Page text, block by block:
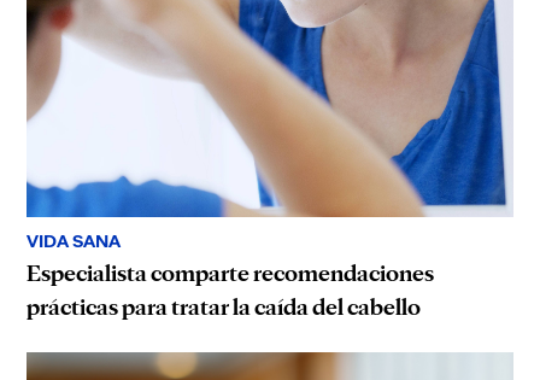
VIDA SANA
Especialista comparte recomendaciones
prácticas para tratar la caída del cabello